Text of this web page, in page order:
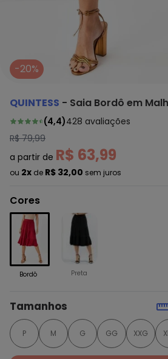
-20%
QUINTESS - Saia Bordô em
(4,4)428 avaliações
R$ 79,99
a partir de R$ 63,99
ou 2x de R$ 32,00 sem juros
Cores
Bordô Preta
Tamanhos
P M G GG XXG